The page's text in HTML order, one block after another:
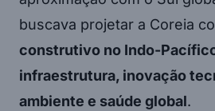
buscava projetar a Coreia
construtivo no Indo-
infraestrutura, inovação
ambiente e saúde global.